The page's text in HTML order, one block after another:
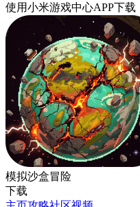
使用小米游戏中心APP下载
模拟沙盒冒险
下载